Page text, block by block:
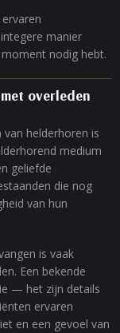
manier
nodig hebt.
overleden
helderhoren is
medium
geliefde
die nog
van hun
is vaak
Een bekende
— het zijn details
ervaren
en een gevoel van